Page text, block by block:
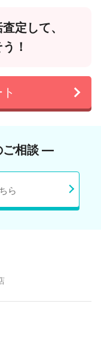
定して、
！
ご相談 ―
ら